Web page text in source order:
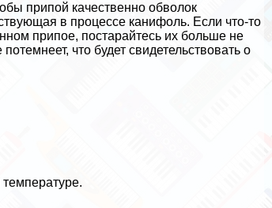
припой качественно обволок
в процессе канифоль. Если что-то
припое, постарайтесь их больше не
что будет свидетельствовать о